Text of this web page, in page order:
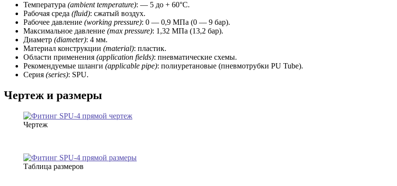
Температура (ambient temperature): — 5 до + 60°C.
Рабочая среда (fluid): сжатый воздух.
Рабочее давление (working pressure): 0 — 0,9 МПа (0 — 9 бар).
Максимальное давление (max pressure): 1,32 МПа (13,2 бар).
Диаметр (diameter): 4 мм.
Материал конструкции (material): пластик.
Области применения (application fields): пневматические схемы.
Рекомендуемые шланги (applicable pipe): полиуретановые (пневмотрубки PU Tube).
Серия (series): SPU.
Чертеж и размеры
Чертеж
Таблица размеров